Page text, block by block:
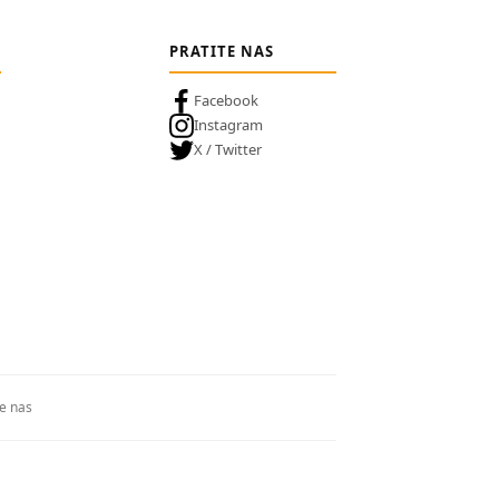
PRATITE NAS
Facebook
Instagram
X / Twitter
nas